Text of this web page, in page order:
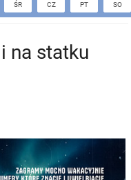
ŚR CZ PT SO
na statku